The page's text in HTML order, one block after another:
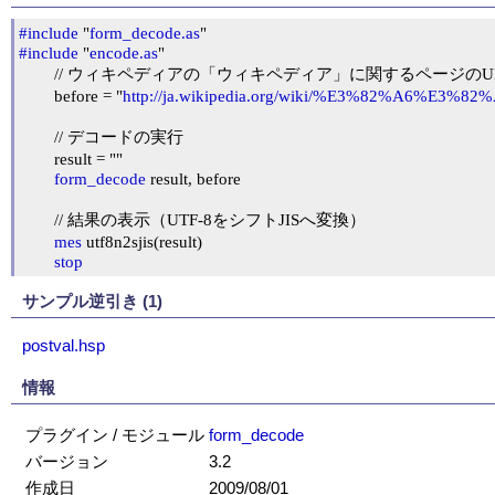
#include "form_decode.as
#include "encode.as"
	before = "
http://ja.wikipedia.org/wiki/
form_decode result, before
mes utf8n2sjis(result)
stop
サンプル逆引き (1)
postval.hsp
情報
プラグイン / モジュール form_decode
バージョン
3.2
作成日
2009/08/01